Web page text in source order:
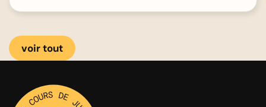
voir tout